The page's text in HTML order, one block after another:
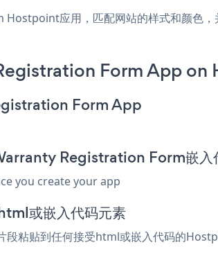
应用，匹配网站的样式和颜色
Form App on
Form App
Registration Form嵌入
you create your app
或嵌入代码元素
粘贴到任何接受html或嵌入代码的